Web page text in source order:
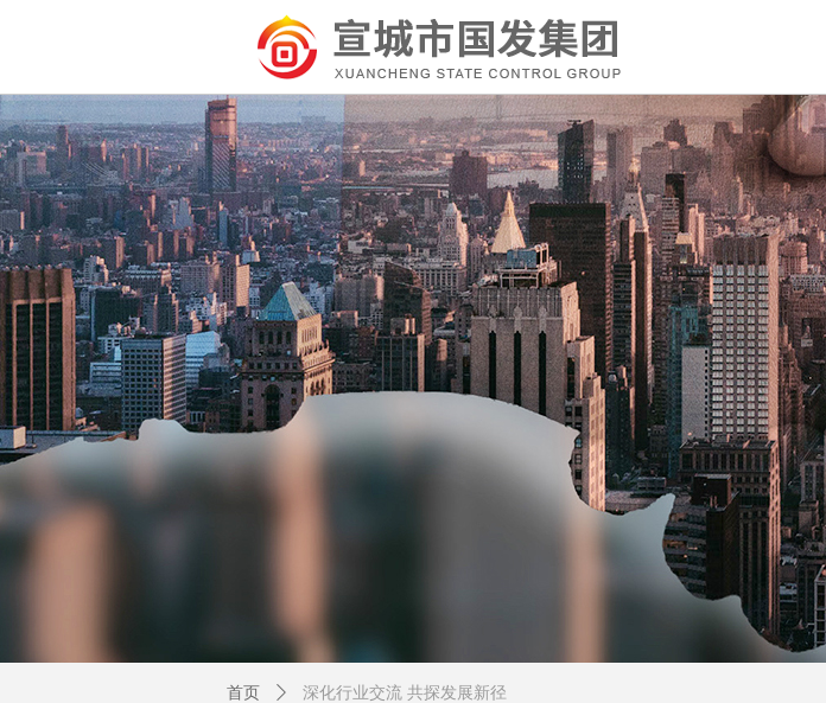
首页 ꄲ 深化行业交流 共探发展新径